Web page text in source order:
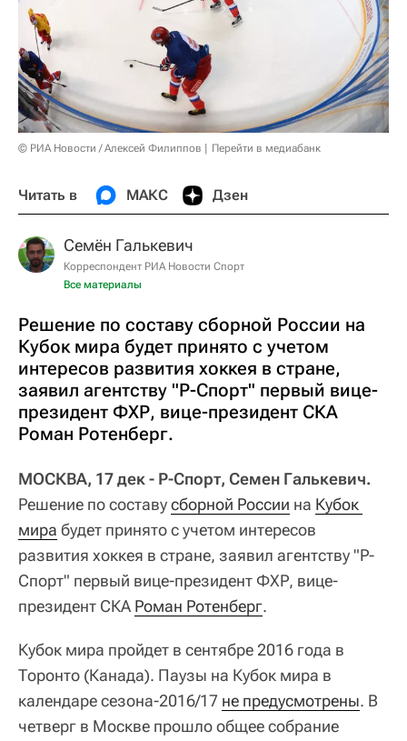
© РИА Новости / Алексей Филиппов Перейти в медиабанк
Читать в МАКС Дзен
Семён Галькевич
Корреспондент РИА Новости Спорт
Все материалы
Решение по составу сборной России на
Кубок мира будет принято с учетом
интересов развития хоккея в стране,
заявил агентству "Р-Спорт" первый вице-
президент ФХР, вице-президент СКА
Роман Ротенберг.
МОСКВА, 17 дек - Р-Спорт, Семен Галькевич.
Решение по составусборной России на Кубок
мира будет принято с учетом интересов
развития хоккея в стране, заявил агентству "Р-
Спорт" первый вице-президент ФХР, вице-
президент СКА Роман Ротенберг.
Кубок мира пройдет в сентябре 2016 года в
Торонто (Канада). Паузы на Кубок мира в
календаре сезона-2016/17 не предусмотрены. В
четверг в Москве прошло общее собрание